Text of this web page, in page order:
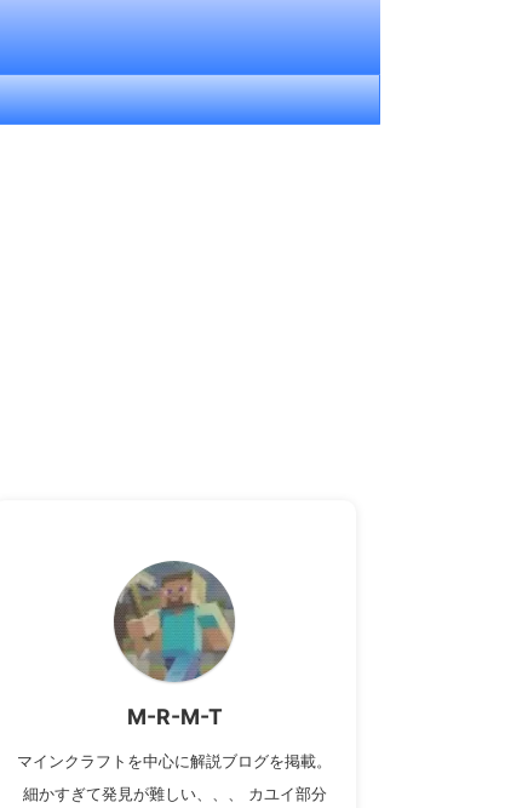
M-R-M-T
マインクラフトを中心に解説ブログを掲載。
細かすぎて発見が難しい、、、 カユイ部分